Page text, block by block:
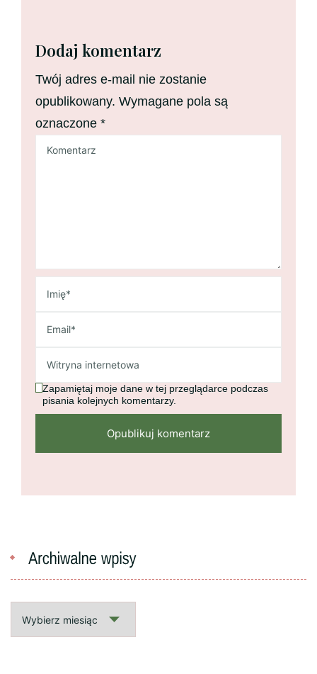
Dodaj komentarz
Twój adres e-mail nie zostanie
opublikowany. Wymagane pola są
oznaczone *
Zapamiętaj moje dane w tej przeglądarce podczas
pisania kolejnych komentarzy.
wpisy